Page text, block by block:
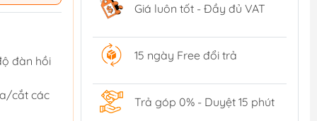
đàn hồi
cắt các
Giá luôn tốt - Đầy đủ VAT
15 ngày Free đổi trả
Trả góp 0% - Duyệt 15 phút